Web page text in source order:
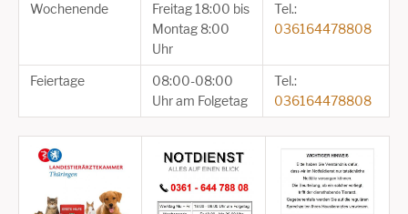
Wochenende
Freitag 18:00 bis
Montag 8:00
Uhr
Tel.:
036164478808
Feiertage
08:00-08:00
Uhr am Folgetag
Tel.:
036164478808